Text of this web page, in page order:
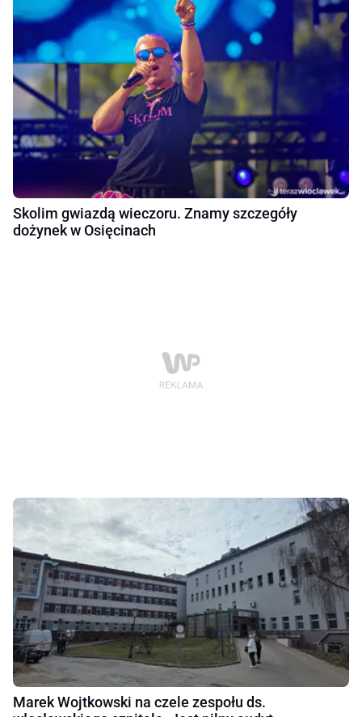
Skolim gwiazdą wieczoru. Znamy szczegóły
dożynek w Osięcinach
Marek Wojtkowski na czele zespołu ds.